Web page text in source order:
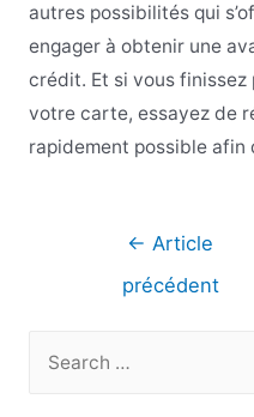
autres possibilités qui
engager à obtenir une
crédit. Et si vous finissez
votre carte, essayez de
rapidement possible afin
Navigation
l’article
← Article
précédent